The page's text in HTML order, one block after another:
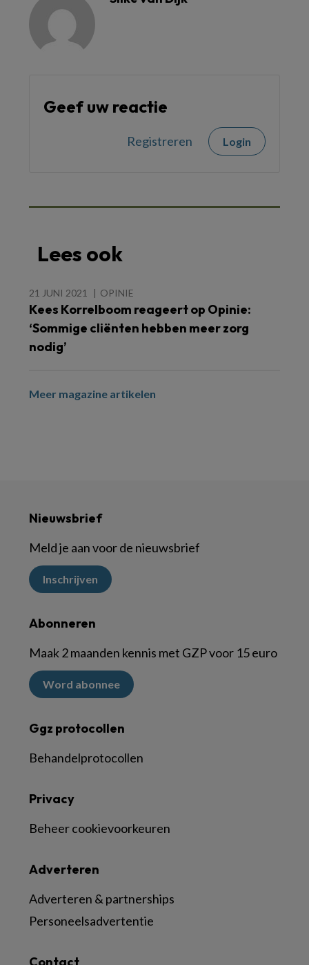
Geef uw reactie
Registreren Login
Lees ook
21 JUNI 2021 OPINIE
Kees Korrelboom reageert op Opinie:
‘Sommige cliënten hebben meer zorg
nodig’
Meer magazine artikelen
Nieuwsbrief
Meld je aan voor de nieuwsbrief
Inschrijven
Abonneren
Maak 2 maanden kennis met GZP voor 15 euro
Word abonnee
Ggz protocollen
Behandelprotocollen
Adverteren
Adverteren & partnerships
Personeelsadvertentie
Privacy
Beheer cookievoorkeuren